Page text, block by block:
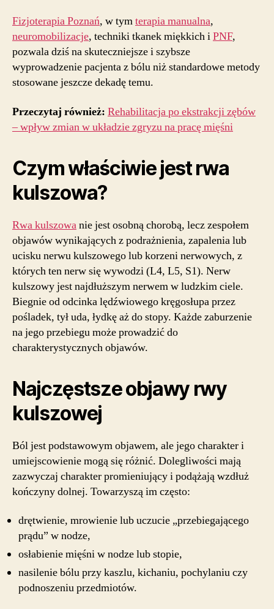
Fizjoterapia Poznań, w tymterapia manualna,
neuromobilizacje, techniki tkanek miękkich iPNF,
pozwala dziś na skuteczniejsze i szybsze
wyprowadzenie pacjenta z bólu niż standardowe metody
stosowane jeszcze dekadę temu.
Przeczytaj również: Rehabilitacja po ekstrakcji zębów
– wpływ zmian w układzie zgryzu na pracę mięśni
Czym właściwie jest rwa
kulszowa?
Rwa kulszowanie jest osobną chorobą, lecz zespołem
objawów wynikających z podrażnienia, zapalenia lub
ucisku nerwu kulszowego lub korzeni nerwowych, z
których ten nerw się wywodzi (L4, L5, S1). Nerw
kulszowy jest najdłuższym nerwem w ludzkim ciele.
Biegnie od odcinka lędźwiowego kręgosłupa przez
pośladek, tył uda, łydkę aż do stopy. Każde zaburzenie
na jego przebiegu może prowadzić do
charakterystycznych objawów.
Najczęstsze objawy rwy
kulszowej
Ból jest podstawowym objawem, ale jego charakter i
umiejscowienie mogą się różnić. Dolegliwości mają
zazwyczaj charakter promieniujący i podążają wzdłuż
kończyny dolnej. Towarzyszą im często:
drętwienie, mrowienie lub uczucie „przebiegającego
prądu” w nodze,
osłabienie mięśni w nodze lub stopie,
nasilenie bólu przy kaszlu, kichaniu, pochylaniu czy
podnoszeniu przedmiotów.